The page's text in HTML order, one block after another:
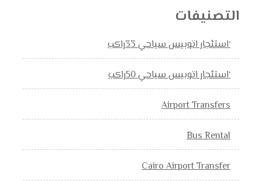
التصنيفات
‘استئجار اتوبيس سياحي 33راكب
‘استئجار اتوبيس سياحي 50راكب
Airport Transfers
Bus Rental
Cairo Airport Transfer